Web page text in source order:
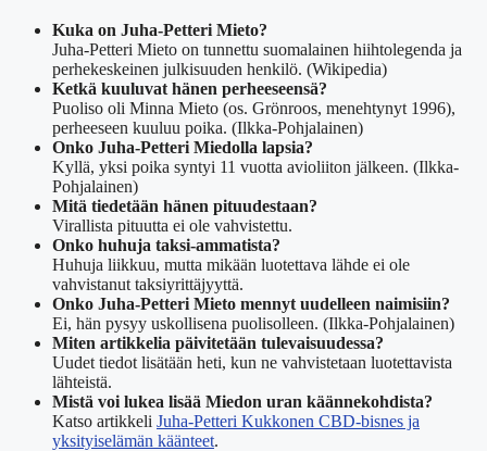
Kuka on Juha-Petteri Mieto?
Juha-Petteri Mieto on tunnettu suomalainen hiihtolegenda ja
perhekeskeinen julkisuuden henkilö. (Wikipedia)
Ketkä kuuluvat hänen perheeseensä?
Puoliso oli Minna Mieto (os. Grönroos, menehtynyt 1996),
perheeseen kuuluu poika. (Ilkka-Pohjalainen)
Onko Juha-Petteri Miedolla lapsia?
Kyllä, yksi poika syntyi 11 vuotta avioliiton jälkeen. (Ilkka-
Pohjalainen)
Mitä tiedetään hänen pituudestaan?
Virallista pituutta ei ole vahvistettu.
Onko huhuja taksi-ammatista?
Huhuja liikkuu, mutta mikään luotettava lähde ei ole
vahvistanut taksiyrittäjyyttä.
Onko Juha-Petteri Mieto mennyt uudelleen naimisiin?
Ei, hän pysyy uskollisena puolisolleen. (Ilkka-Pohjalainen)
Miten artikkelia päivitetään tulevaisuudessa?
Uudet tiedot lisätään heti, kun ne vahvistetaan luotettavista
lähteistä.
Mistä voi lukea lisää Miedon uran käännekohdista?
Katso artikkeli Juha-Petteri Kukkonen CBD-bisnes ja
yksityiselämän käänteet.